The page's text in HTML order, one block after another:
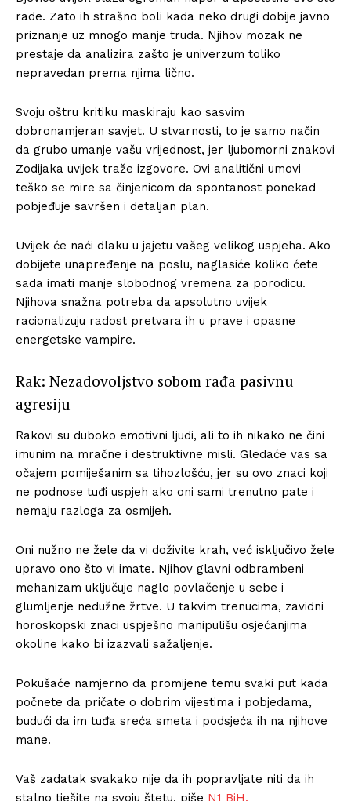
rade. Zato ih strašno boli kada neko drugi dobije javno
priznanje uz mnogo manje truda. Njihov mozak ne
prestaje da analizira zašto je univerzum toliko
nepravedan prema njima lično.
Svoju oštru kritiku maskiraju kao sasvim
dobronamjeran savjet. U stvarnosti, to je samo način
da grubo umanje vašu vrijednost, jer ljubomorni znakovi
Zodijaka uvijek traže izgovore. Ovi analitični umovi
teško se mire sa činjenicom da spontanost ponekad
pobjeđuje savršen i detaljan plan.
Uvijek će naći dlaku u jajetu vašeg velikog uspjeha. Ako
dobijete unapređenje na poslu, naglasiće koliko ćete
sada imati manje slobodnog vremena za porodicu.
Njihova snažna potreba da apsolutno uvijek
racionalizuju radost pretvara ih u prave i opasne
energetske vampire.
Rak: Nezadovoljstvo sobom rađa pasivnu
agresiju
Rakovi su duboko emotivni ljudi, ali to ih nikako ne čini
imunim na mračne i destruktivne misli. Gledaće vas sa
očajem pomiješanim sa tihozlošću, jer su ovo znaci koji
ne podnose tuđi uspjeh ako oni sami trenutno pate i
nemaju razloga za osmijeh.
Oni nužno ne žele da vi doživite krah, već isključivo žele
upravo ono što vi imate. Njihov glavni odbrambeni
mehanizam uključuje naglo povlačenje u sebe i
glumljenje nedužne žrtve. U takvim trenucima, zavidni
horoskopski znaci uspješno manipulišu osjećanjima
okoline kako bi izazvali sažaljenje.
Pokušaće namjerno da promijene temu svaki put kada
počnete da pričate o dobrim vijestima i pobjedama,
budući da im tuđa sreća smeta i podsjeća ih na njihove
mane.
Vaš zadatak svakako nije da ih popravljate niti da ih
stalno tješite na svoju štetu, piše N1 BiH.